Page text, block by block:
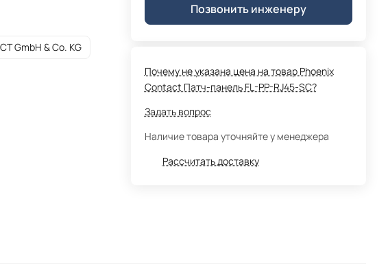
GmbH & Co. KG
Позвонить инженеру
Почему не указана цена на товар Phoenix
Contact Патч-панель FL-PP-RJ45-SC?
Задать вопрос
Наличие товара уточняйте у менеджера
Рассчитать доставку